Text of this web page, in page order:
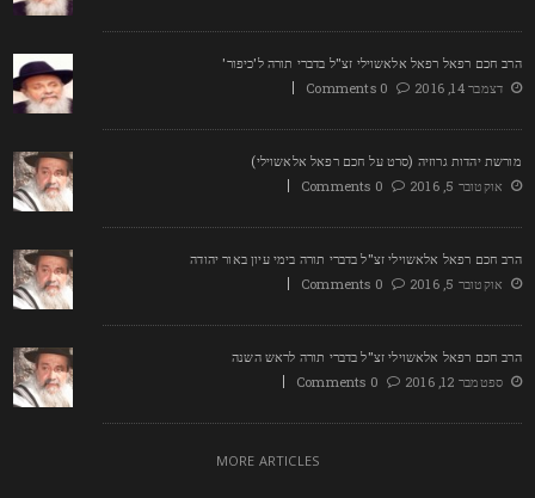
חכם רפאל רפאל אלאשוילי זצ"ל בדברי תורה ל'כיפור'
דצמבר 14, 2016
0 Comments
יהדות גרוזיה (סרט על חכם רפאל אלאשוילי)
אוקטובר 5, 2016
0 Comments
חכם רפאל אלאשוילי זצ"ל בדברי תורה בימי עיון באור יהודה
אוקטובר 5, 2016
0 Comments
חכם רפאל אלאשוילי זצ"ל בדברי תורה לראש השנה
ספטמבר 12, 2016
0 Comments
MORE ARTICLES